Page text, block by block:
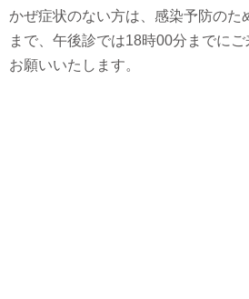
かぜ症状のない方は、感染予防のた
まで、午後診では18時00分までに
お願いいたします。